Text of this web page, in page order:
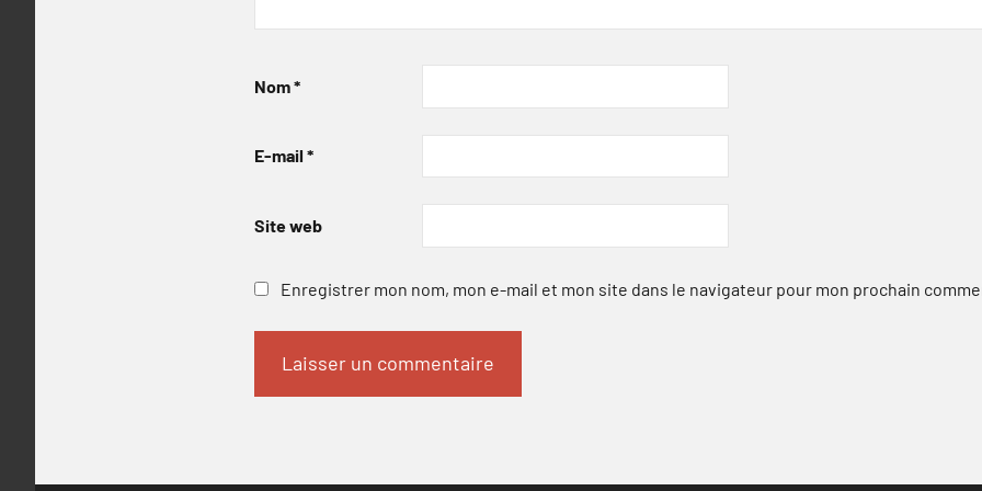
Nom*
E-mail *
Site web
Enregistrer mon nom, mon e-mail et mon site dans le navigateur pour mon prochain